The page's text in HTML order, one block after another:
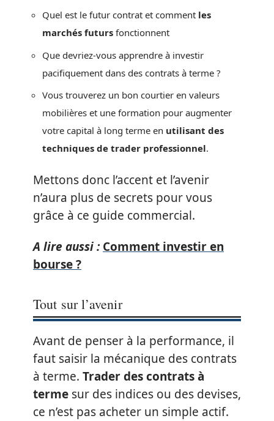
Quel est le futur contrat et comment les
marchés futurs fonctionnent
Que devriez-vous apprendre à investir
pacifiquement dans des contrats à terme ?
Vous trouverez un bon courtier en valeurs
mobilières et une formation pour augmenter
votre capital à long terme en utilisant des
techniques de trader professionnel.
Mettons donc l’accent et l’avenir
n’aura plus de secrets pour vous
grâce à ce guide commercial.
A lire aussi : Comment investir en
bourse ?
Tout sur l’avenir
Avant de penser à la performance, il
faut saisir la mécanique des contrats
à terme. Trader des contrats à
terme sur des indices ou des devises,
ce n’est pas acheter un simple actif.